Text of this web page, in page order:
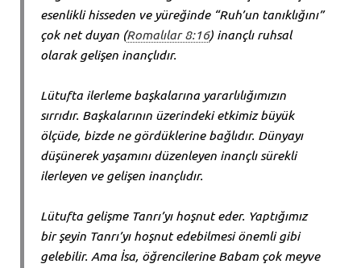
esenlikli hisseden ve yüreğinde “Ruh’un tanıklığını”
çok net duyan (Romalılar 8:16) inançlı ruhsal
olarak gelişen inançlıdır.
Lütufta ilerleme başkalarına yararlılığımızın
sırrıdır. Başkalarının üzerindeki etkimiz büyük
ölçüde, bizde ne gördüklerine bağlıdır. Dünyayı
düşünerek yaşamını düzenleyen inançlı sürekli
ilerleyen ve gelişen inançlıdır.
Lütufta gelişme Tanrı’yı hoşnut eder. Yaptığımız
bir şeyin Tanrı’yı hoşnut edebilmesi önemli gibi
gelebilir. Ama İsa, öğrencilerine Babam çok meyve